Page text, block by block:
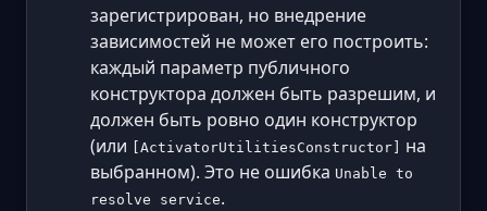
зарегистрирован, но внедрение
зависимостей не может его построить:
каждый параметр публичного
конструктора должен быть разрешим, и
должен быть ровно один конструктор
(или
[ActivatorUtilitiesConstructor]
на
выбранном). Это не ошибка Unable to
resolve service.